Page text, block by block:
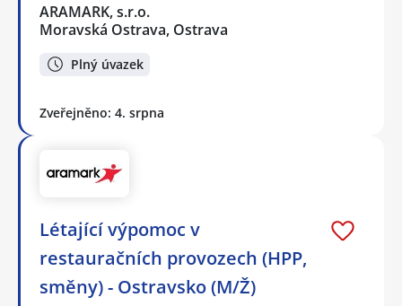
ARAMARK, s.r.o.
Moravská Ostrava, Ostrava
Plný úvazek
Zveřejněno: 4. srpna
Létající výpomoc v
restauračních provozech (HPP,
směny) - Ostravsko (M/Ž)